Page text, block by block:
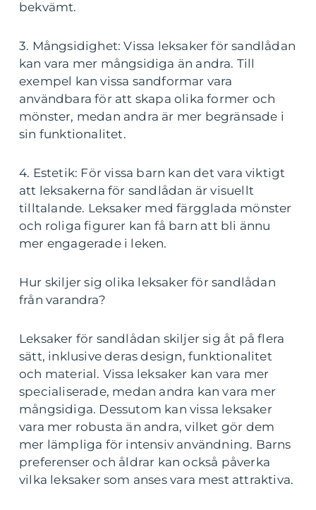
bekvämt.
3. Mångsidighet: Vissa leksaker för sandlådan
kan vara mer mångsidiga än andra. Till
exempel kan vissa sandformar vara
användbara för att skapa olika former och
mönster, medan andra är mer begränsade i
sin funktionalitet.
4. Estetik: För vissa barn kan det vara viktigt
att leksakerna för sandlådan är visuellt
tilltalande. Leksaker med färgglada mönster
och roliga figurer kan få barn att bli ännu
mer engagerade i leken.
Hur skiljer sig olika leksaker för sandlådan
från varandra?
Leksaker för sandlådan skiljer sig åt på flera
sätt, inklusive deras design, funktionalitet
och material. Vissa leksaker kan vara mer
specialiserade, medan andra kan vara mer
mångsidiga. Dessutom kan vissa leksaker
vara mer robusta än andra, vilket gör dem
mer lämpliga för intensiv användning. Barns
preferenser och åldrar kan också påverka
vilka leksaker som anses vara mest attraktiva.